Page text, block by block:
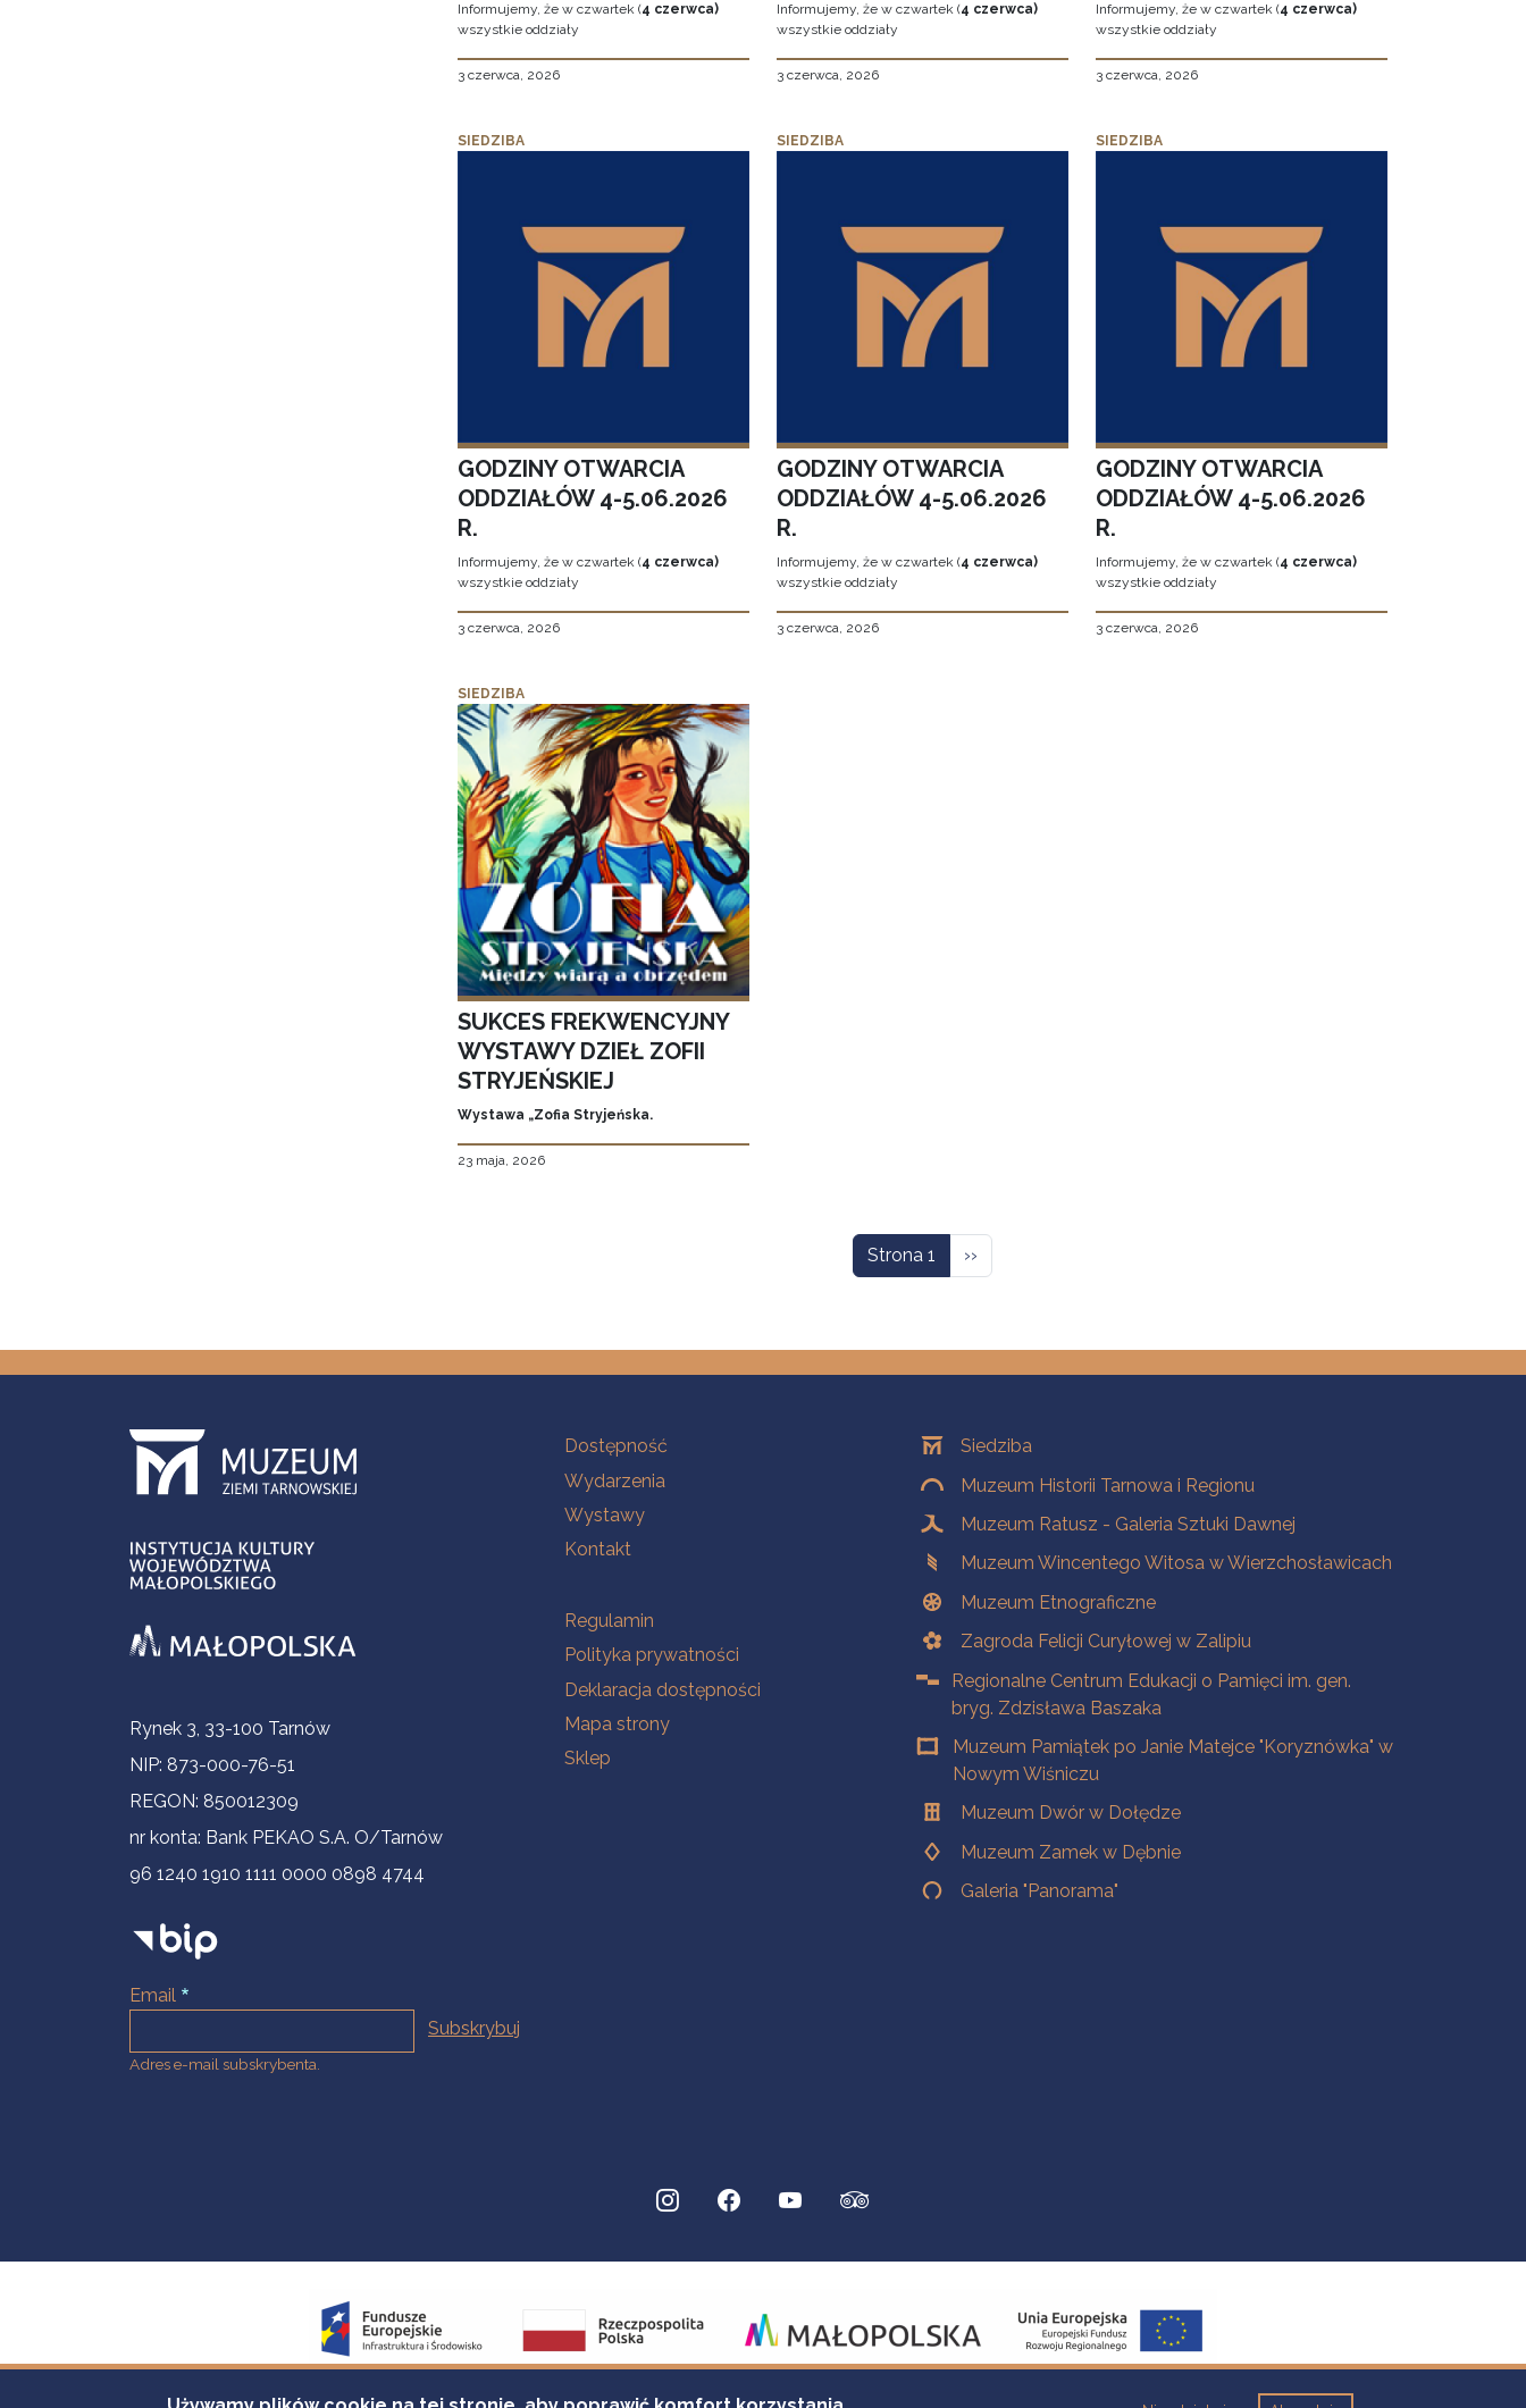
Informujemy, że w czwartek (4 czerwca)
wszystkie oddziały
3 czerwca, 2026
Informujemy, że w czwartek (4 czerwca)
wszystkie oddziały
3 czerwca, 2026
Informujemy, że w czwartek (4 czerwca)
wszystkie oddziały
3 czerwca, 2026
SIEDZIBA
GODZINY OTWARCIA
ODDZIAŁÓW 4-5.06.2026
R.
Informujemy, że w czwartek (4 czerwca)
wszystkie oddziały
3 czerwca, 2026
SIEDZIBA
GODZINY OTWARCIA
ODDZIAŁÓW 4-5.06.2026
R.
Informujemy, że w czwartek (4 czerwca)
wszystkie oddziały
3 czerwca, 2026
SIEDZIBA
GODZINY OTWARCIA
ODDZIAŁÓW 4-5.06.2026
R.
Informujemy, że w czwartek (4 czerwca)
wszystkie oddziały
3 czerwca, 2026
SIEDZIBA
SUKCES FREKWENCYJNY
WYSTAWY DZIEŁ ZOFII
STRYJEŃSKIEJ
Wystawa „Zofia Stryjeńska.
23 maja, 2026
Strona 1 Następna strona
››
Informacje kontaktowe
Rynek 3, 33-100 Tarnów
NIP: 873-000-76-51
REGON: 850012309
nr konta: Bank PEKAO S.A. O/Tarnów
96 1240 1910 1111 0000 0898 4744
Email
Adres e-mail subskrybenta.
Na skróty
Dostępność
Wydarzenia
Wystawy
Kontakt
Na skróty
Regulamin
Polityka prywatności
Deklaracja dostępności
Mapa strony
Sklep
OddziałySiedziba
Muzeum Historii Tarnowa i Regionu
Muzeum Ratusz - Galeria Sztuki Dawnej
Muzeum Wincentego Witosa w Wierzchosławicach
Muzeum Etnograficzne
Zagroda Felicji Curyłowej w Zalipiu
Regionalne Centrum Edukacji o Pamięci im. gen.
bryg. Zdzisława Baszaka
Muzeum Pamiątek po Janie Matejce "Koryznówka" w
Nowym Wiśniczu
Muzeum Dwór w Dołędze
Muzeum Zamek w Dębnie
Galeria "Panorama"